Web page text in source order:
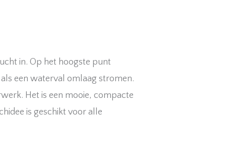
in. Op het hoogste punt
een waterval omlaag stromen.
Het is een mooie, compacte
is geschikt voor alle